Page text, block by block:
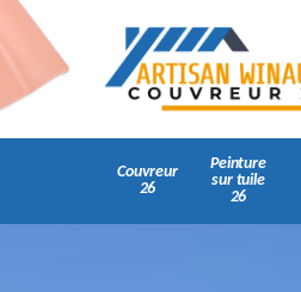
Couvreur
26
Peinture
sur tuile
26